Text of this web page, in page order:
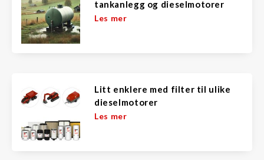
tankanlegg og dieselmotorer
Les mer
Litt enklere med filter til ulike
dieselmotorer
Les mer